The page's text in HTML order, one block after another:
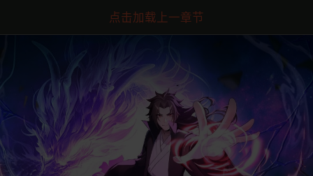
点击加载上一章节